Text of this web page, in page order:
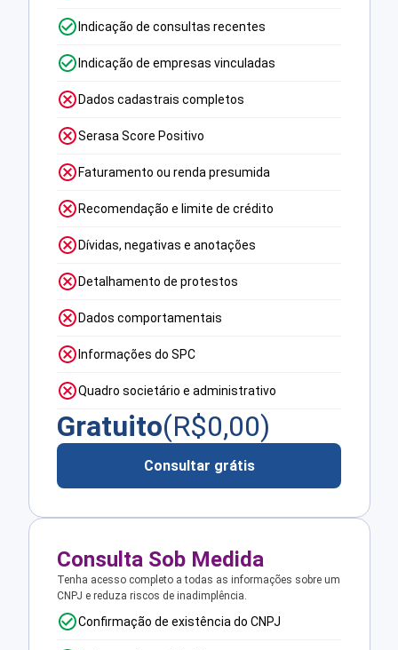
Indicação de consultas recentes
Indicação de empresas vinculadas
Dados cadastrais completos
Serasa Score Positivo
Faturamento ou renda presumida
Recomendação e limite de crédito
Dívidas, negativas e anotações
Detalhamento de protestos
Dados comportamentais
Informações do SPC
Quadro societário e administrativo
Gratuito(R$0,00)
Consultar grátis
Consulta Sob Medida
Tenha acesso completo a todas as informações sobre um
CNPJ e reduza riscos de inadimplência.
Confirmação de existência do CNPJ